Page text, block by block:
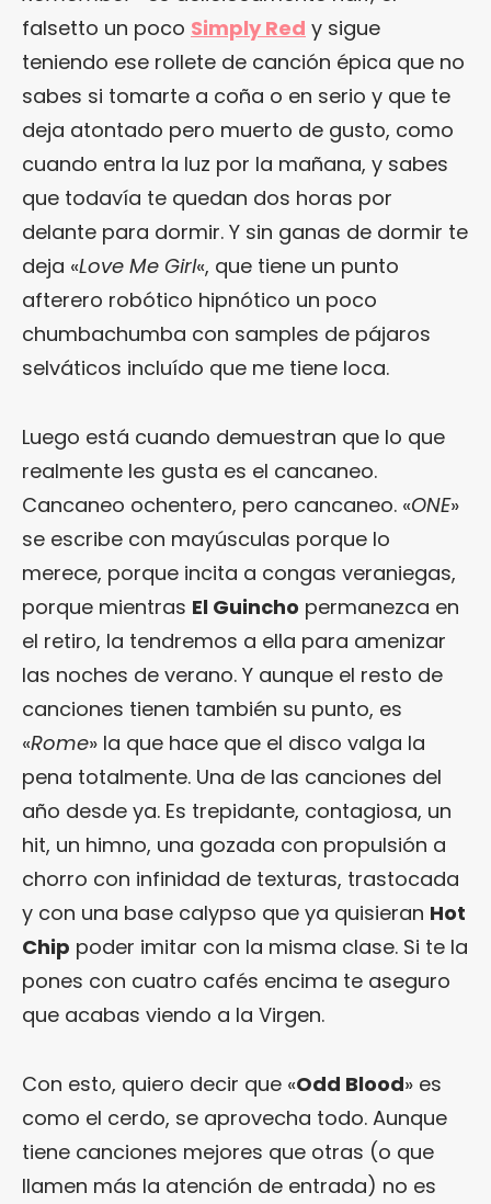
falsetto un poco Simply Red y sigue
teniendo ese rollete de canción épica que no
sabes si tomarte a coña o en serio y que te
deja atontado pero muerto de gusto, como
cuando entra la luz por la mañana, y sabes
que todavía te quedan dos horas por
delante para dormir. Y sin ganas de dormir te
deja «Love Me Girl«, que tiene un punto
afterero robótico hipnótico un poco
chumbachumba con samples de pájaros
selváticos incluído que me tiene loca.
Luego está cuando demuestran que lo que
realmente les gusta es el cancaneo.
Cancaneo ochentero, pero cancaneo. «ONE»
se escribe con mayúsculas porque lo
merece, porque incita a congas veraniegas,
porque mientras El Guincho permanezca en
el retiro, la tendremos a ella para amenizar
las noches de verano. Y aunque el resto de
canciones tienen también su punto, es
«Rome» la que hace que el disco valga la
pena totalmente. Una de las canciones del
año desde ya. Es trepidante, contagiosa, un
hit, un himno, una gozada con propulsión a
chorro con infinidad de texturas, trastocada
y con una base calypso que ya quisieran Hot
Chip poder imitar con la misma clase. Si te la
pones con cuatro cafés encima te aseguro
que acabas viendo a la Virgen.
Con esto, quiero decir que «Odd Blood» es
como el cerdo, se aprovecha todo. Aunque
tiene canciones mejores que otras (o que
llamen más la atención de entrada) no es